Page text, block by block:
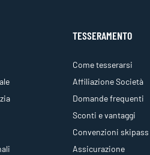
TESSERAMENTO
Come tesserarsi
Affiliazione Società
Domande frequenti
Sconti e vantaggi
Convenzioni skipass
Assicurazione